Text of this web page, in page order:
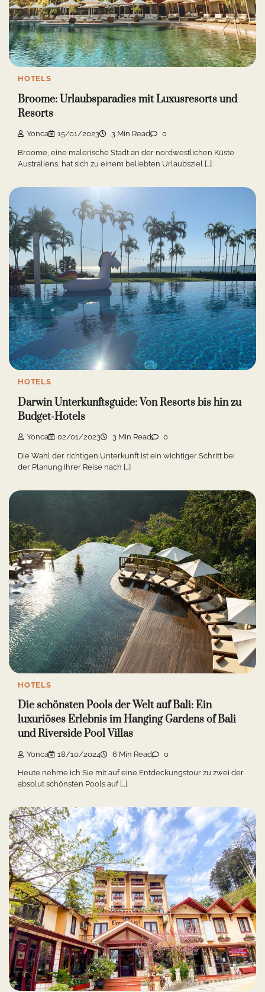
HOTELS
Broome: Urlaubsparadies mit Luxusresorts und
Resorts
Yonca 15/01/2023 3 Min Read 0
Broome, eine malerische Stadt an der nordwestlichen Küste
Australiens, hat sich zu einem beliebten Urlaubsziel […]
HOTELS
Darwin Unterkunftsguide: Von Resorts bis hin zu
Budget-Hotels
Yonca 02/01/2023 3 Min Read 0
Die Wahl der richtigen Unterkunft ist ein wichtiger Schritt bei
der Planung Ihrer Reise nach […]
HOTELS
Die schönsten Pools der Welt auf Bali: Ein
luxuriöses Erlebnis im Hanging Gardens of Bali
und Riverside Pool Villas
Yonca 18/10/2024 6 Min Read 0
Heute nehme ich Sie mit auf eine Entdeckungstour zu zwei der
absolut schönsten Pools auf […]